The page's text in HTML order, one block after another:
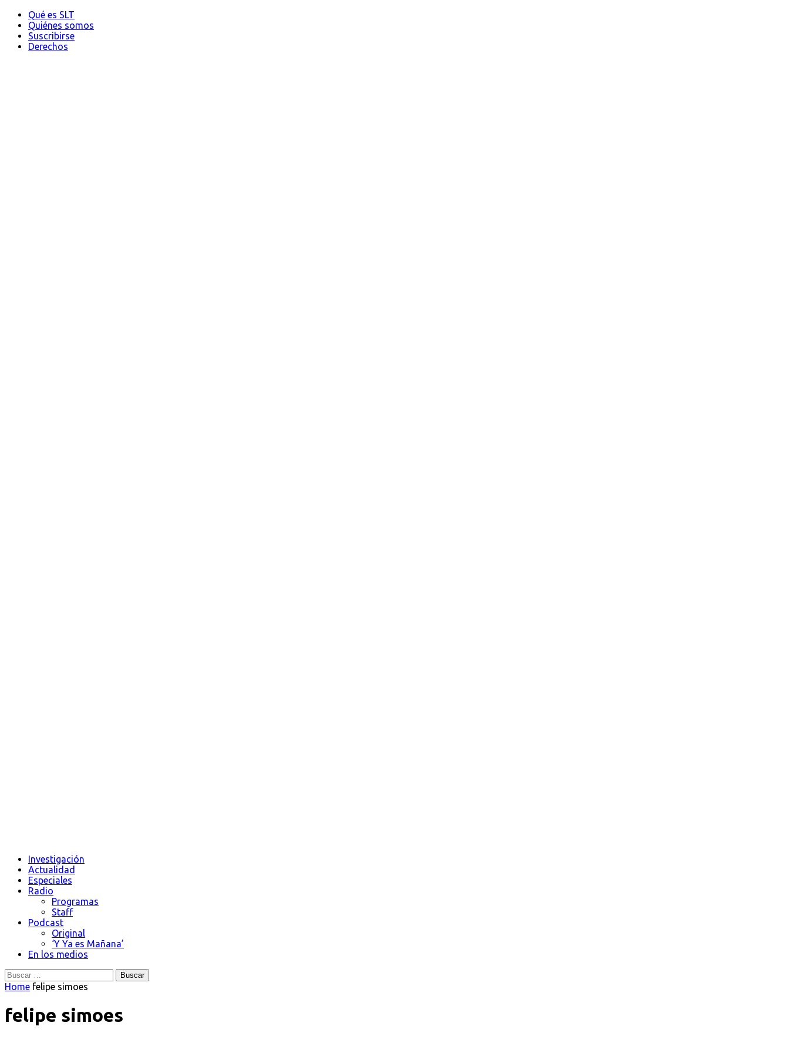
Qué es SLT
Quiénes somos
Suscribirse
Derechos
Investigación
Actualidad
Especiales
Radio
Programas
Staff
Podcast
Original
‘Y Ya es Mañana’
En los medios
Buscar:
Home felipe simoes
felipe simoes